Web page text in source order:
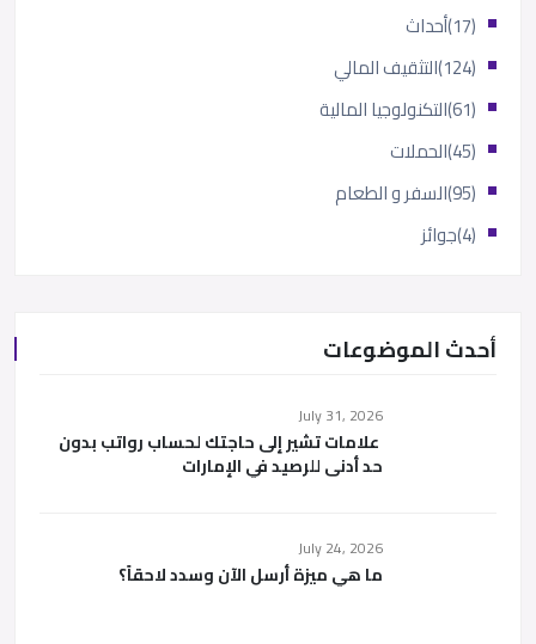
أحداث
(17)
التثقيف المالي
(124)
التكنولوجيا المالية
(61)
الحملات
(45)
السفر و الطعام
(95)
جوائز (4)
أحدث الموضوعات
July 31, 2026
علامات تشير إلى حاجتك لحساب رواتب بدون
حد أدنى للرصيد في الإمارات
July 24, 2026
ما هي ميزة أرسل الآن وسدد لاحقاً؟